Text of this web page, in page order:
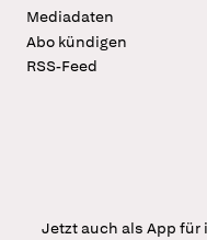
Mediadaten
Abo kündigen
RSS-Feed
Jetzt auch als App für